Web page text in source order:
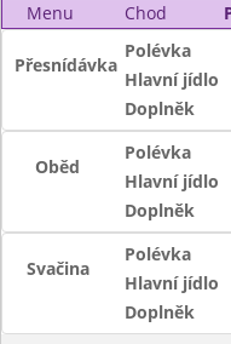
Menu
Chod
Přesnídávka
Polévka
Hlavní jídlo
Doplněk
Oběd
Polévka
Hlavní jídlo
Doplněk
Svačina
Polévka
Hlavní jídlo
Doplněk